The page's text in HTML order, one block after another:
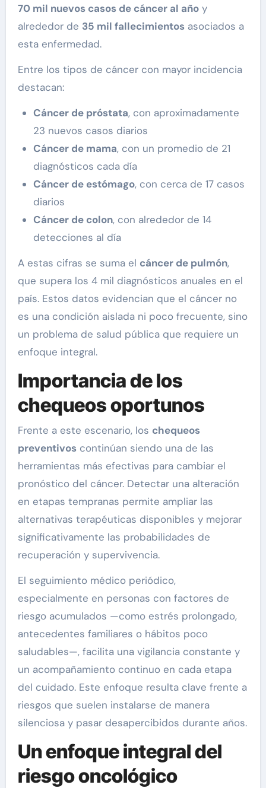
70 mil nuevos casos de cáncer al añoy
alrededor de 35 mil fallecimientosasociados a
esta enfermedad.
Entre los tipos de cáncer con mayor incidencia
destacan:
Cáncer de próstata, con aproximadamente
23 nuevos casos diarios
Cáncer de mama, con un promedio de 21
diagnósticos cada día
Cáncer de estómago, con cerca de 17 casos
diarios
Cáncer de colon, con alrededor de 14
detecciones al día
A estas cifras se suma el cáncer de pulmón,
que supera los 4 mil diagnósticos anuales en el
país. Estos datos evidencian que el cáncer no
es una condición aislada ni poco frecuente, sino
un problema de salud pública que requiere un
enfoque integral.
Importancia de los
chequeos oportunos
Frente a este escenario, los chequeos
preventivoscontinúan siendo una de las
herramientas más efectivas para cambiar el
pronóstico del cáncer. Detectar una alteración
en etapas tempranas permite ampliar las
alternativas terapéuticas disponibles y mejorar
significativamente las probabilidades de
recuperación y supervivencia.
El seguimiento médico periódico,
especialmente en personas con factores de
riesgo acumulados —como estrés prolongado,
antecedentes familiares o hábitos poco
saludables—, facilita una vigilancia constante y
un acompañamiento continuo en cada etapa
del cuidado. Este enfoque resulta clave frente a
riesgos que suelen instalarse de manera
silenciosa y pasar desapercibidos durante años.
Un enfoque integral del
riesgo oncológico